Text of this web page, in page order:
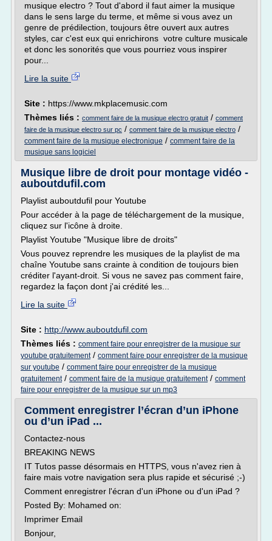
musique electro ? Tout d'abord il faut aimer la musique
dans le sens large du terme, et même si vous avez un
genre de prédilection, toujours être ouvert aux autres
styles, car c'est eux qui enrichirons votre culture musicale
et donc les sonorités que vous pourriez vous inspirer
pour...
Lire la suite
Site : https://www.mkplacemusic.com
Thèmes liés : comment faire de la musique electro gratuit / comment
faire de la musique electro sur pc / comment faire de la musique electro /
comment faire de la musique electronique / comment faire de la
musique sans logiciel
Musique libre de droit pour montage vidéo -
auboutdufil.com
Playlist auboutdufil pour Youtube
Pour accéder à la page de téléchargement de la musique,
cliquez sur l'icône à droite.
Playlist Youtube "Musique libre de droits"
Vous pouvez reprendre les musiques de la playlist de ma
chaîne Youtube sans crainte à condition de toujours bien
créditer l'ayant-droit. Si vous ne savez pas comment faire,
regardez la façon dont j'ai crédité les...
Lire la suite
Site : http://www.auboutdufil.com
Thèmes liés : comment faire pour enregistrer de la musique sur
youtube gratuitement/ comment faire pour enregistrer de la musique
sur youtube / comment faire pour enregistrer de la musique
gratuitement/ comment faire de la musique gratuitement/ comment
faire pour enregistrer de la musique sur un mp3
Comment enregistrer l’écran d’un iPhone
ou d’un iPad ...
Contactez-nous
BREAKING NEWS
IT Tutos passe désormais en HTTPS, vous n'avez rien à
faire mais votre navigation sera plus rapide et sécurisé ;-)
Comment enregistrer l'écran d'un iPhone ou d'un iPad ?
Posted By: Mohamed on:
Imprimer Email
Bonjour,